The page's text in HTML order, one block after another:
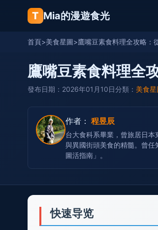
T Mia的漫遊食光
首頁>美食星圖>鷹嘴豆素食料理全攻略：
鷹嘴豆素食料理全
發布日期：2026年01月10日分類： 美食星
作者： 程昱辰
台大食科系畢業，曾旅居日
與異國街頭美食的精髓。曾
圖活指南」。
快速导览